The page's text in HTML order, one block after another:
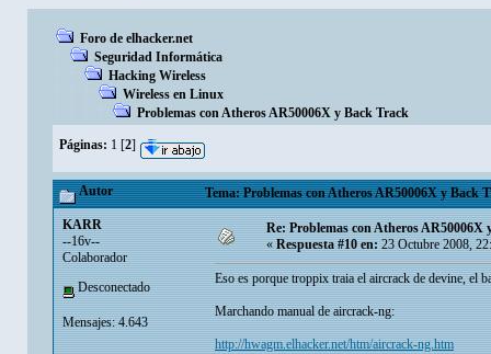
Foro de elhacker.net
Seguridad Informática
Hacking Wireless
Wireless en Linux
Problemas con Atheros AR50006X y Back Track
Páginas: 1 [2]
Autor Tema: Problemas con Atheros AR50006X y Back
KARR
--16v--
Colaborador
Desconectado
Mensajes: 4.643
Re: Problemas con Atheros AR50006X
«Respuesta #10 en:23 Octubre 2008,
Eso es porque troppix traia el aircrack de devine, el
Marchando manual de aircrack-ng:
http://hwagm.elhacker.net/htm/aircrack-ng.htm